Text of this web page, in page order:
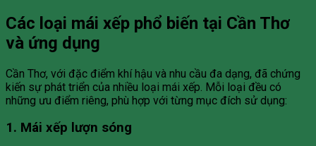
Các loại mái xếp phổ biến tại Cần Thơ
và ứng dụng
Cần Thơ, với đặc điểm khí hậu và nhu cầu đa dạng, đã chứng
kiến sự phát triển của nhiều loại mái xếp. Mỗi loại đều có
những ưu điểm riêng, phù hợp với từng mục đích sử dụng:
1. Mái xếp lượn sóng